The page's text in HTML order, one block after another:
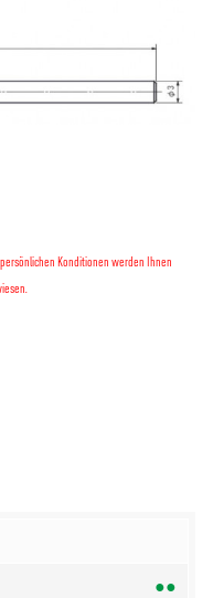
Konditionen werden Ihnen
●●